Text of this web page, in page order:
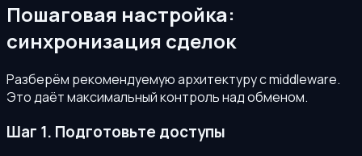
Пошаговая настройка:
синхронизация сделок
Разберём рекомендуемую архитектуру с middleware.
Это даёт максимальный контроль над обменом.
Шаг 1. Подготовьте доступы